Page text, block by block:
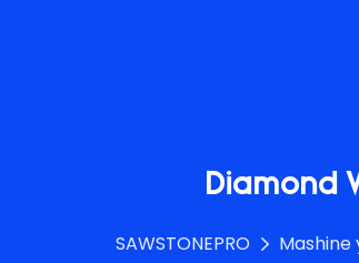
Diamond
SAWSTONEPRO Mashine